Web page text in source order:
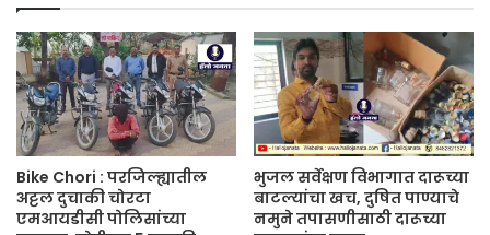
Bike Chori : परजिल्ह्यातील
अट्टल दुचाकी चोरटा
एमआयडीसी पोलिसांच्या
भुजल सर्वेक्षण विभागात दारूच्या
बाटल्यांचा खच, दुषित पाण्याचे
नमुने तपासणीसाठी दारूच्या